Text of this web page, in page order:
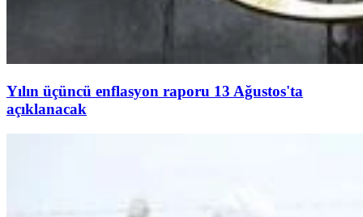
Yılın üçüncü enflasyon raporu 13 Ağustos'ta
açıklanacak